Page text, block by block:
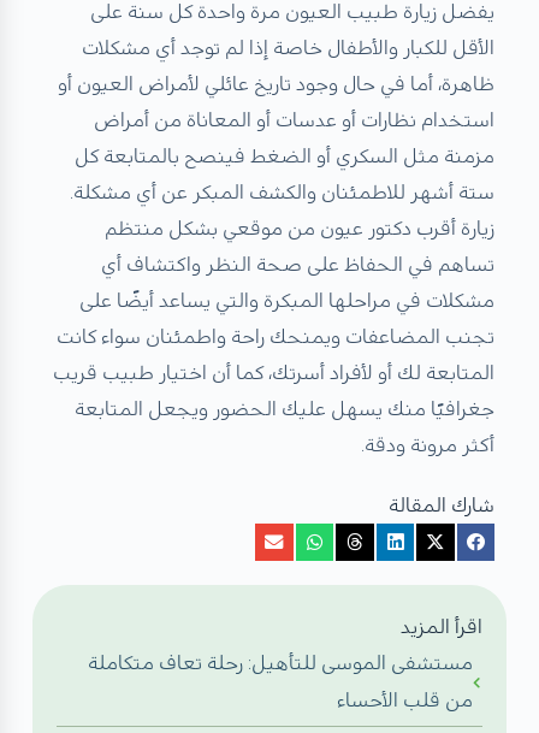
يفضل زيارة طبيب العيون مرة واحدة كل سنة على
الأقل للكبار والأطفال خاصة إذا لم توجد أي مشكلات
ظاهرة، أما في حال وجود تاريخ عائلي لأمراض العيون أو
استخدام نظارات أو عدسات أو المعاناة من أمراض
مزمنة مثل السكري أو الضغط فينصح بالمتابعة كل
ستة أشهر للاطمئنان والكشف المبكر عن أي مشكلة.
زيارة أقرب دكتور عيون من موقعي بشكل منتظم
تساهم في الحفاظ على صحة النظر واكتشاف أي
مشكلات في مراحلها المبكرة والتي يساعد أيضًا على
تجنب المضاعفات ويمنحك راحة واطمئنان سواء كانت
المتابعة لك أو لأفراد أسرتك، كما أن اختيار طبيب قريب
جغرافيًا منك يسهل عليك الحضور ويجعل المتابعة
أكثر مرونة ودقة.
شارك المقالة
اقرأ المزيد
مستشفى الموسى للتأهيل: رحلة تعاف متكاملة
من قلب الأحساء